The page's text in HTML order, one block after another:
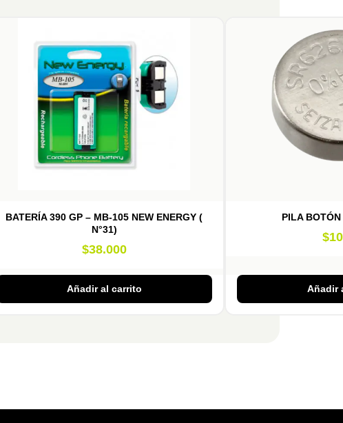
BATERÍA 390 GP – MB-105 NEW ENERGY (
N°31)
$38.000
Añadir al carrito
PILA
$
Añadir